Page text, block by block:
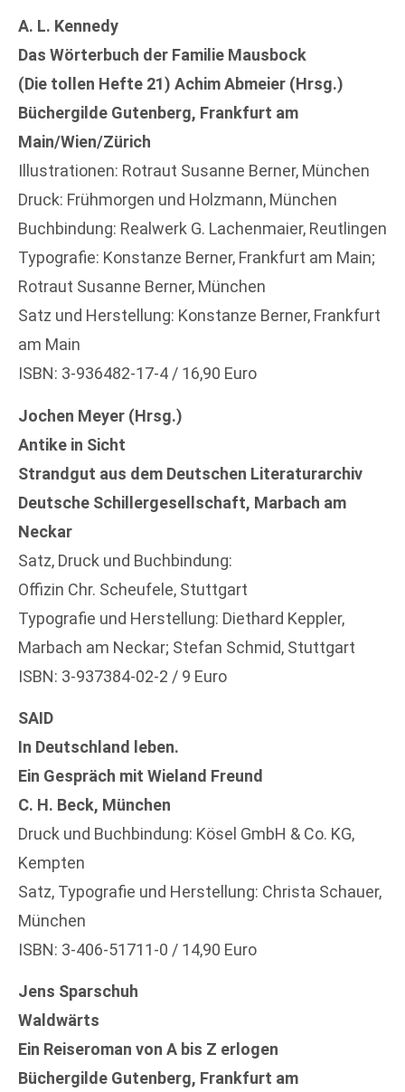
A. L. Kennedy
Das Wörterbuch der Familie Mausbock
(Die tollen Hefte 21) Achim Abmeier (Hrsg.)
Büchergilde Gutenberg, Frankfurt am
Main/Wien/Zürich
Illustrationen: Rotraut Susanne Berner, München
Druck: Frühmorgen und Holzmann, München
Buchbindung: Realwerk G. Lachenmaier, Reutlingen
Typografie: Konstanze Berner, Frankfurt am Main;
Rotraut Susanne Berner, München
Satz und Herstellung: Konstanze Berner, Frankfurt
am Main
ISBN: 3-936482-17-4 / 16,90 Euro
Jochen Meyer (Hrsg.)
Antike in Sicht
Strandgut aus dem Deutschen Literaturarchiv
Deutsche Schillergesellschaft, Marbach am
Neckar
Satz, Druck und Buchbindung:
Offizin Chr. Scheufele, Stuttgart
Typografie und Herstellung: Diethard Keppler,
Marbach am Neckar; Stefan Schmid, Stuttgart
ISBN: 3-937384-02-2 / 9 Euro
SAID
In Deutschland leben.
Ein Gespräch mit Wieland Freund
C. H. Beck, München
Druck und Buchbindung: Kösel GmbH & Co. KG,
Kempten
Satz, Typografie und Herstellung: Christa Schauer,
München
ISBN: 3-406-51711-0 / 14,90 Euro
Jens Sparschuh
Waldwärts
Ein Reiseroman von A bis Z erlogen
Büchergilde Gutenberg, Frankfurt am